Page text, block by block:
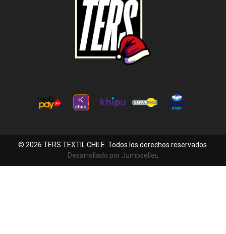
© 2026 TERS TEXTIL CHILE. Todos los derechos reservados.
Desarrollado por Jumpseller.